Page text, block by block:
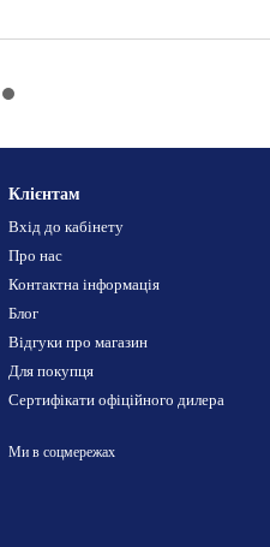
Клієнтам
Вхід до кабінету
Про нас
Контактна інформація
Блог
Відгуки про магазин
Для покупця
Сертифікати офіційного дилера
Ми в соцмережах